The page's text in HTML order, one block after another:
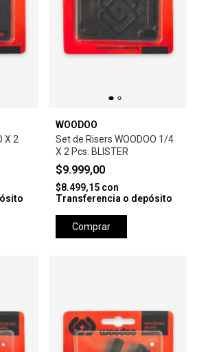
X 2
WOODOO
Set de Risers WOODOO 1/4
X 2 Pcs. BLISTER
$9.999,00
$8.499,15 con
Transferencia o depósito
Comprar